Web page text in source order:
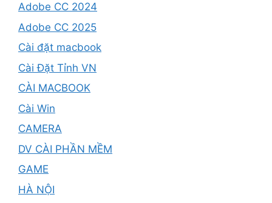
Adobe CC 2024
Adobe CC 2025
Cài đặt macbook
Cài Đặt Tỉnh VN
CÀI MACBOOK
Cài Win
CAMERA
DV CÀI PHẦN MỀM
GAME
HÀ NỘI